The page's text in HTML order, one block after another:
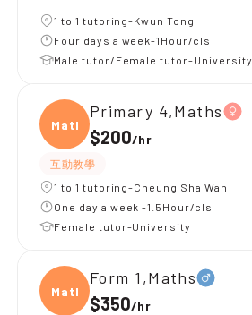
1 to 1 tutoring-Kwun Tong
Four days a week-1Hour/cls
Male tutor/Female tutor-University
Maths
Primary 4,Maths
$200/hr
互動教學
1 to 1 tutoring-Cheung Sha Wan
One day a week -1.5Hour/cls
Female tutor-University
Maths
Form 1,Maths
$350/hr